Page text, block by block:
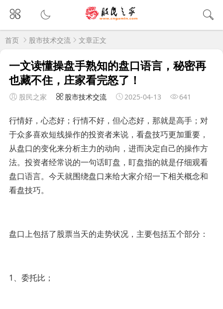
首页 股市技术交流 文章正文
一文读懂操盘手熟知的盘口语言，秘密再
也藏不住，庄家看完怒了！
股民之家 股市技术交流 2025-04-13 641
行情好，心态好；行情不好，但心态好，那就是高手；对
于众多喜欢短线操作的投资者来说，看盘技巧更加重要，
从盘口的变化来分析主力的动向，进而决定自己的操作方
法。投资者经常说的一句话盯盘，盯盘指的就是仔细观看
盘口语言。今天就围绕盘口来给大家介绍一下相关概念和
看盘技巧。
盘口上包括了股票当天的走势状况，主要包括五个部分：
1、委托比；